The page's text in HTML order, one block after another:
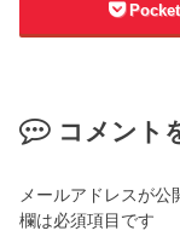
Pocket
コメント
メールアドレスが公
欄は必須項目です